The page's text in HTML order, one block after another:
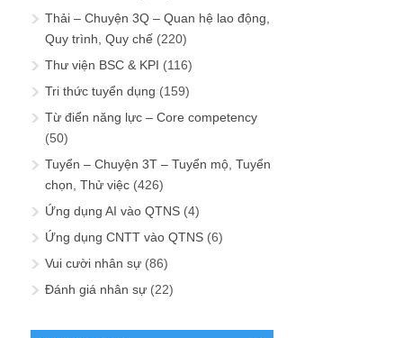
Thải – Chuyện 3Q – Quan hệ lao động,
Quy trình, Quy chế (220)
Thư viện BSC & KPI (116)
Tri thức tuyển dụng (159)
Từ điển năng lực – Core competency
(50)
Tuyển – Chuyện 3T – Tuyển mộ, Tuyển
chọn, Thử việc (426)
Ứng dụng AI vào QTNS (4)
Ứng dụng CNTT vào QTNS (6)
Vui cười nhân sự (86)
Đánh giá nhân sự (22)